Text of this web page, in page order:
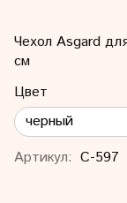
Чехол Asgard
см
Цвет
Артикул: С-597